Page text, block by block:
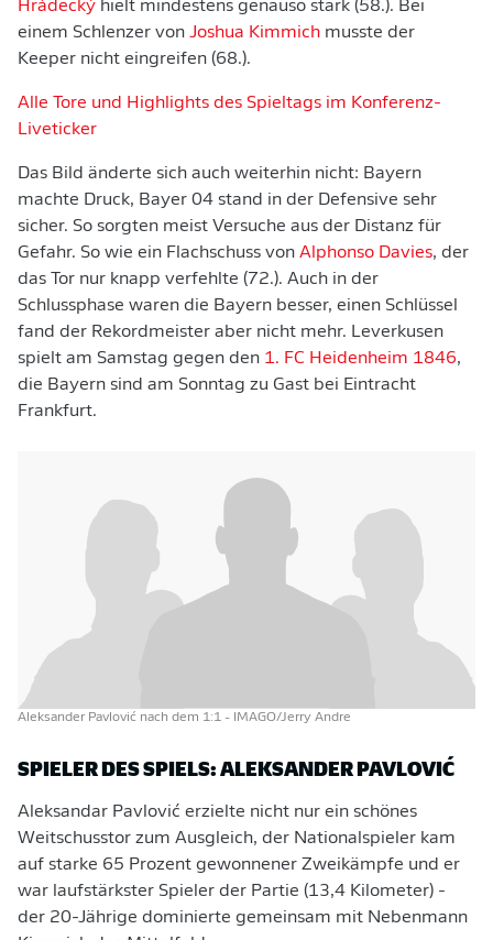
Hrádecký hielt mindestens genauso stark (58.). Bei
einem Schlenzer von Joshua Kimmich musste der
Keeper nicht eingreifen (68.).
Alle Tore und Highlights des Spieltags im Konferenz-
Liveticker
Das Bild änderte sich auch weiterhin nicht: Bayern
machte Druck, Bayer 04 stand in der Defensive sehr
sicher. So sorgten meist Versuche aus der Distanz für
Gefahr. So wie ein Flachschuss von Alphonso Davies, der
das Tor nur knapp verfehlte (72.). Auch in der
Schlussphase waren die Bayern besser, einen Schlüssel
fand der Rekordmeister aber nicht mehr. Leverkusen
spielt am Samstag gegen den 1. FC Heidenheim 1846,
die Bayern sind am Sonntag zu Gast bei Eintracht
Frankfurt.
Aleksander Pavlović nach dem 1:1 - IMAGO/Jerry Andre
SPIELER DES SPIELS: ALEKSANDER PAVLOVIĆ
Aleksandar Pavlović erzielte nicht nur ein schönes
Weitschusstor zum Ausgleich, der Nationalspieler kam
auf starke 65 Prozent gewonnener Zweikämpfe und er
war laufstärkster Spieler der Partie (13,4 Kilometer) -
der 20-Jährige dominierte gemeinsam mit Nebenmann